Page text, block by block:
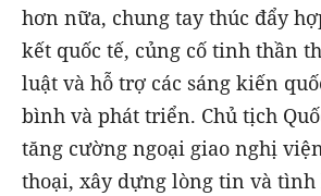
hơn nữa, chung tay thúc đẩy
kết quốc tế, củng cố tinh thần
luật và hỗ trợ các sáng kiến
bình và phát triển. Chủ tịch
tăng cường ngoại giao nghị
thoại, xây dựng lòng tin và